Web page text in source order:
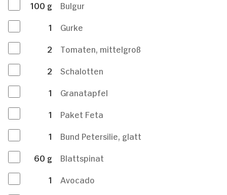
100 g
Bulgur
1
Gurke
2
Tomaten, mittelgroß
2
Schalotten
1
Granatapfel
1
Paket Feta
1
Bund Petersilie, glatt
60 g
Blattspinat
1
Avocado